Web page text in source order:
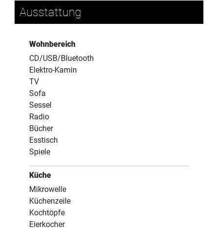
Ausstattung
Wohnbereich
CD/USB/Bluetooth
Elektro-Kamin
TV
Sofa
Sessel
Radio
Bücher
Esstisch
Spiele
Küche
Mikrowelle
Küchenzeile
Kochtöpfe
Eierkocher